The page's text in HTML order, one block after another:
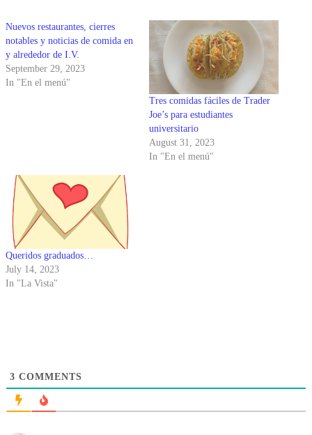
Nuevos restaurantes, cierres
notables y noticias de comida en
y alrededor de I.V.
September 29, 2023
In "En el menú"
Tres comidas fáciles de Trader
Joe’s para estudiantes
universitario
August 31, 2023
In "En el menú"
Queridos graduados…
July 14, 2023
In "La Vista"
3 COMMENTS